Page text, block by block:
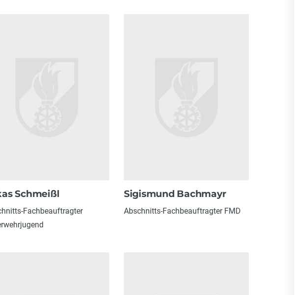
Schmeißl
Fachbeauftragter
Sigismund Bachmayr
Abschnitts-Fachbeauftragter FMD